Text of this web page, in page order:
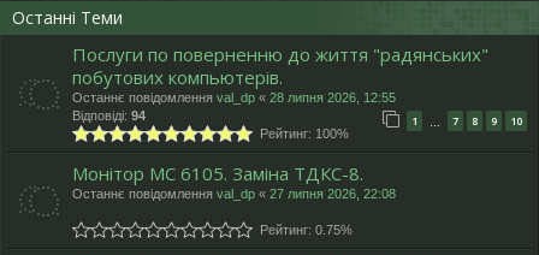
Останні Теми
Послуги по поверненню до життя "радянських"
побутових компьютерів.
Останнє повідомлення val_dp « 28 липня 2026, 12:55
Відповіді: 94 1 … 7 8 9 10
Рейтинг: 100%
Монітор МС 6105. Заміна ТДКС-8.
Останнє повідомлення val_dp « 27 липня 2026, 22:08
Рейтинг: 0.75%